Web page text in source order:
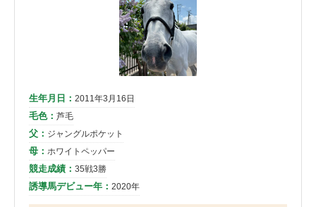
生年月日： 2011年3月16日
毛色： 芦毛
父： ジャングルポケット
母： ホワイトペッパー
競走成績： 35戦3勝
誘導馬デビュー年： 2020年